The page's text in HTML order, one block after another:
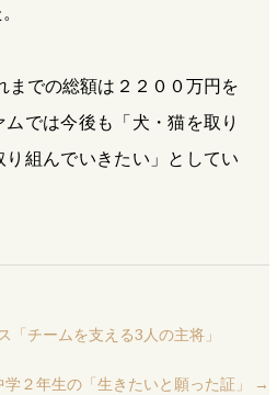
までの総額は２２００万円を
では今後も「犬・猫を取り
組んでいきたい」としてい
チームを支える3人の主将」
２年生の「生きたいと願った証」 →